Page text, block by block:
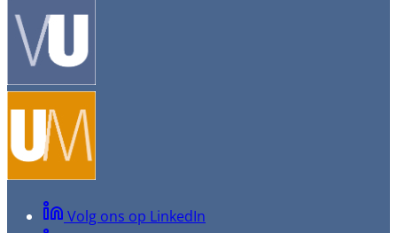
Volg ons op LinkedIn